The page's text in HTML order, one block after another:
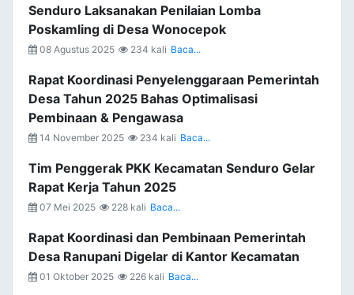
Senduro Laksanakan Penilaian Lomba
Poskamling di Desa Wonocepok
08 Agustus 2025 234 kali Baca...
Rapat Koordinasi Penyelenggaraan Pemerintah
Desa Tahun 2025 Bahas Optimalisasi
Pembinaan & Pengawasa
14 November 2025 234 kali Baca...
Tim Penggerak PKK Kecamatan Senduro Gelar
Rapat Kerja Tahun 2025
07 Mei 2025 228 kali Baca...
Rapat Koordinasi dan Pembinaan Pemerintah
Desa Ranupani Digelar di Kantor Kecamatan
01 Oktober 2025 226 kali Baca...